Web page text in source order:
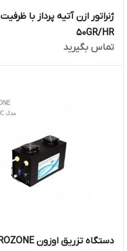
ژنراتور ازن آتیه پرداز با ظرفیت
50GR/HR
تماس بگیرید